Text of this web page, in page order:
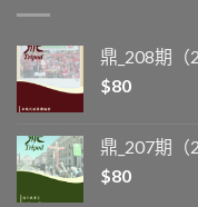
鼎_208期（
$80
鼎_207期（
$80